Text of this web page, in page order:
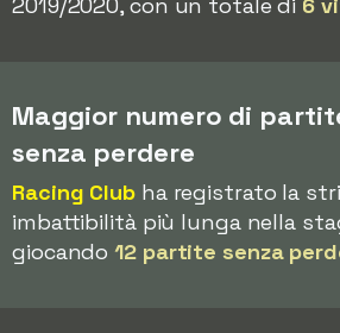
Maggior numero di
senza perdere
Racing Clubha registrato la
imbattibilità più lunga nella
giocando12 partite senza